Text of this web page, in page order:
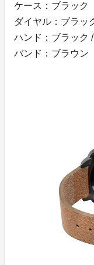
ケース：ブラック
ダイヤル：ブラッ
ハンド：ブラック
バンド：ブラウン